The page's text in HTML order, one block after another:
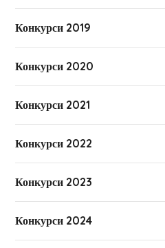
Конкурси 2019
Конкурси 2020
Конкурси 2021
Конкурси 2022
Конкурси 2023
Конкурси 2024